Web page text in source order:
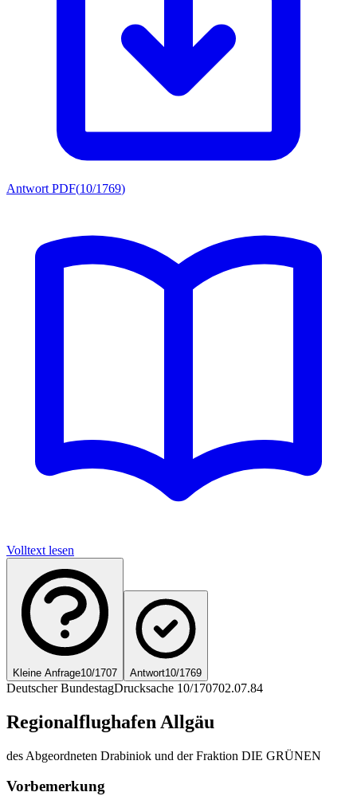
Antwort PDF(10/1769)
Volltext lesen
Kleine Anfrage10/1707 Antwort10/1769
Deutscher BundestagDrucksache 10/170702.07.84
Regionalflughafen Allgäu
des Abgeordneten Drabiniok und der Fraktion DIE GRÜNEN
Vorbemerkung